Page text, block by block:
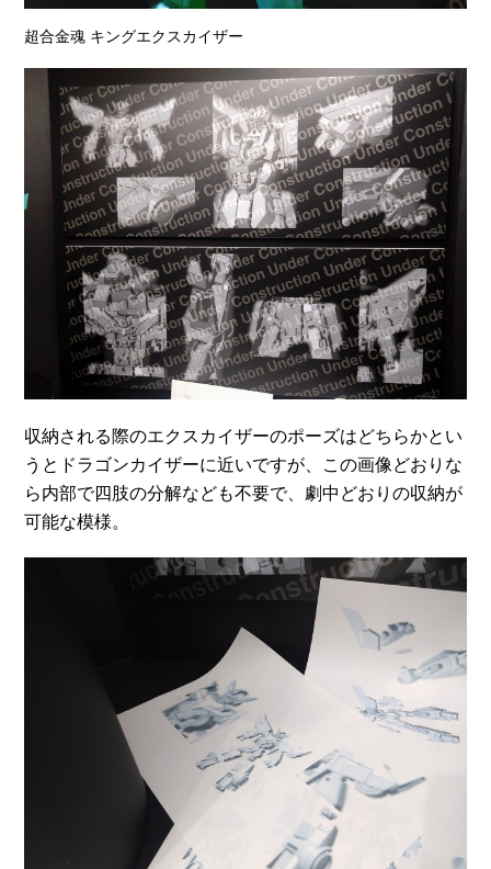
超合金魂 キングエクスカイザー
収納される際のエクスカイザーのポーズはどちらかとい
うとドラゴンカイザーに近いですが、この画像どおりな
ら内部で四肢の分解なども不要で、劇中どおりの収納が
可能な模様。